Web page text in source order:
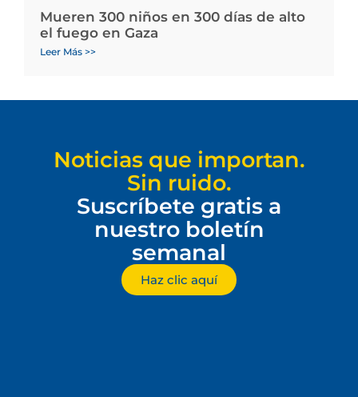
Mueren 300 niños en 300 días de alto
el fuego en Gaza
Leer Más >>
Noticias que importan.
Sin ruido.
Suscríbete gratis a
nuestro boletín
semanal
Haz clic aquí